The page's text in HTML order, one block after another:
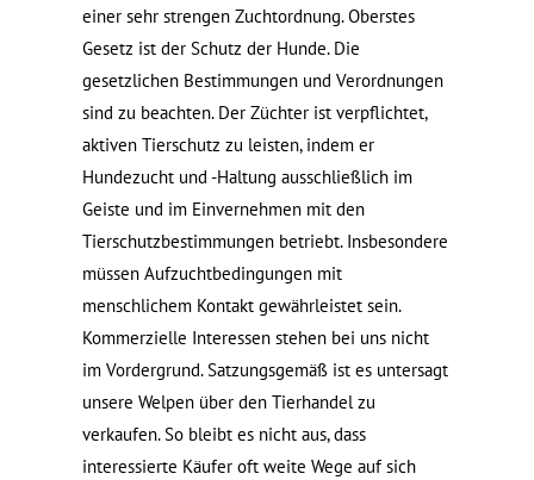
einer sehr strengen Zuchtordnung. Oberstes
Gesetz ist der Schutz der Hunde. Die
gesetzlichen Bestimmungen und Verordnungen
sind zu beachten. Der Züchter ist verpflichtet,
aktiven Tierschutz zu leisten, indem er
Hundezucht und -Haltung ausschließlich im
Geiste und im Einvernehmen mit den
Tierschutzbestimmungen betriebt. Insbesondere
müssen Aufzuchtbedingungen mit
menschlichem Kontakt gewährleistet sein.
Kommerzielle Interessen stehen bei uns nicht
im Vordergrund. Satzungsgemäß ist es untersagt
unsere Welpen über den Tierhandel zu
verkaufen. So bleibt es nicht aus, dass
interessierte Käufer oft weite Wege auf sich